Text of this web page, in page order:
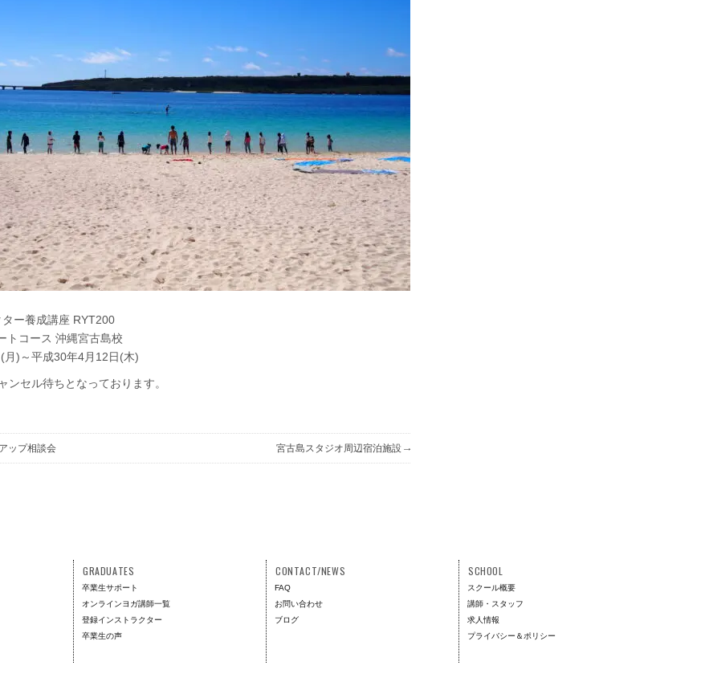
ー養成講座 RYT200
トコース 沖縄宮古島校
月)～平成30年4月12日(木)
ンセル待ちとなっております。
ップ相談会 宮古島スタジオ周辺宿泊施設 →
GRADUATES
卒業生サポート
オンラインヨガ講師一覧
登録インストラクター
卒業生の声
CONTACT/NEWS
FAQ
お問い合わせ
ブログ
SCHOOL
スクール概要
講師・スタッフ
求人情報
プライバシー＆ポリシー